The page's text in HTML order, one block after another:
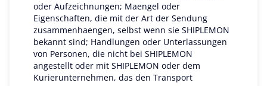
oder Aufzeichnungen; Maengel oder
Eigenschaften, die mit der Art der Sendung
zusammenhaengen, selbst wenn sie SHIPLEMON
bekannt sind; Handlungen oder Unterlassungen
von Personen, die nicht bei SHIPLEMON
angestellt oder mit SHIPLEMON oder dem
Kurierunternehmen, das den Transport